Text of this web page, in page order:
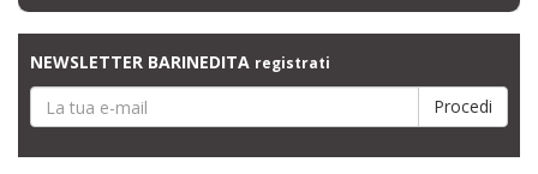
NEWSLETTER BARINEDITA registrati